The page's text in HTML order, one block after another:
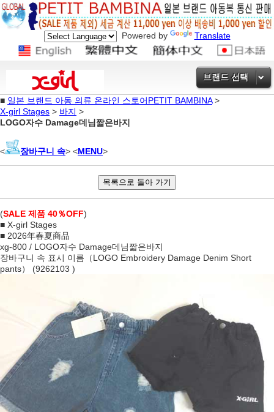
Powered by Translate
브랜드 선택
■ 일본 브랜드 아동 의류 온라인 스토어PETIT BAMBINA>
X-girl Stages > 바지 >
LOGO자수 Damage데님짧은바지
< 장바구니 속> <MENU>
(SALE 제품 40％OFF)
■ X-girl Stages
■ 2026年春夏商品
xg-800 / LOGO자수 Damage데님짧은바지
장바구니 속 표시 이름（LOGO Embroidery Damage Denim Short
pants） (9262103 )